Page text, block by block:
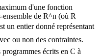
d'une fonction
de R^n (où R
un entier donné représentant
ou non des contraintes.
écrits en C à